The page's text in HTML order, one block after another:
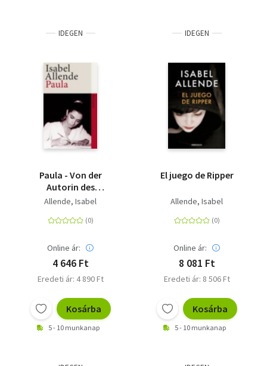
IDEGEN
Paula - Von der
Autorin des
Weltbestsellers "Das
Allende, Isabel
Online ár:
4 646 Ft
Eredeti ár: 4 890 Ft
Kosárba
5 - 10 munkanap
IDEGEN
El juego de Ripper
Allende, Isabel
Online ár:
8 081 Ft
Eredeti ár: 8 506 Ft
Kosárba
5 - 10 munkanap